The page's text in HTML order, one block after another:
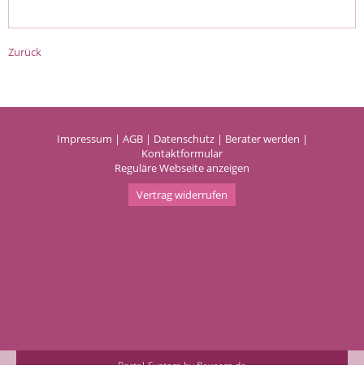
Zurück
Impressum | AGB| Datenschutz| Berater werden |
Kontaktformular
Reguläre Webseite anzeigen
Vertrag widerrufen
Portal-System by flexcom.de